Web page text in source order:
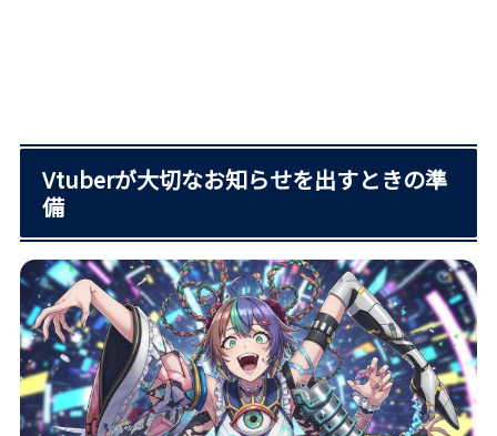
Vtuberが大切なお知らせを出すときの準
備